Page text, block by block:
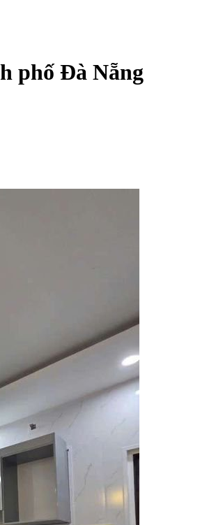
phố Đà Nẵng